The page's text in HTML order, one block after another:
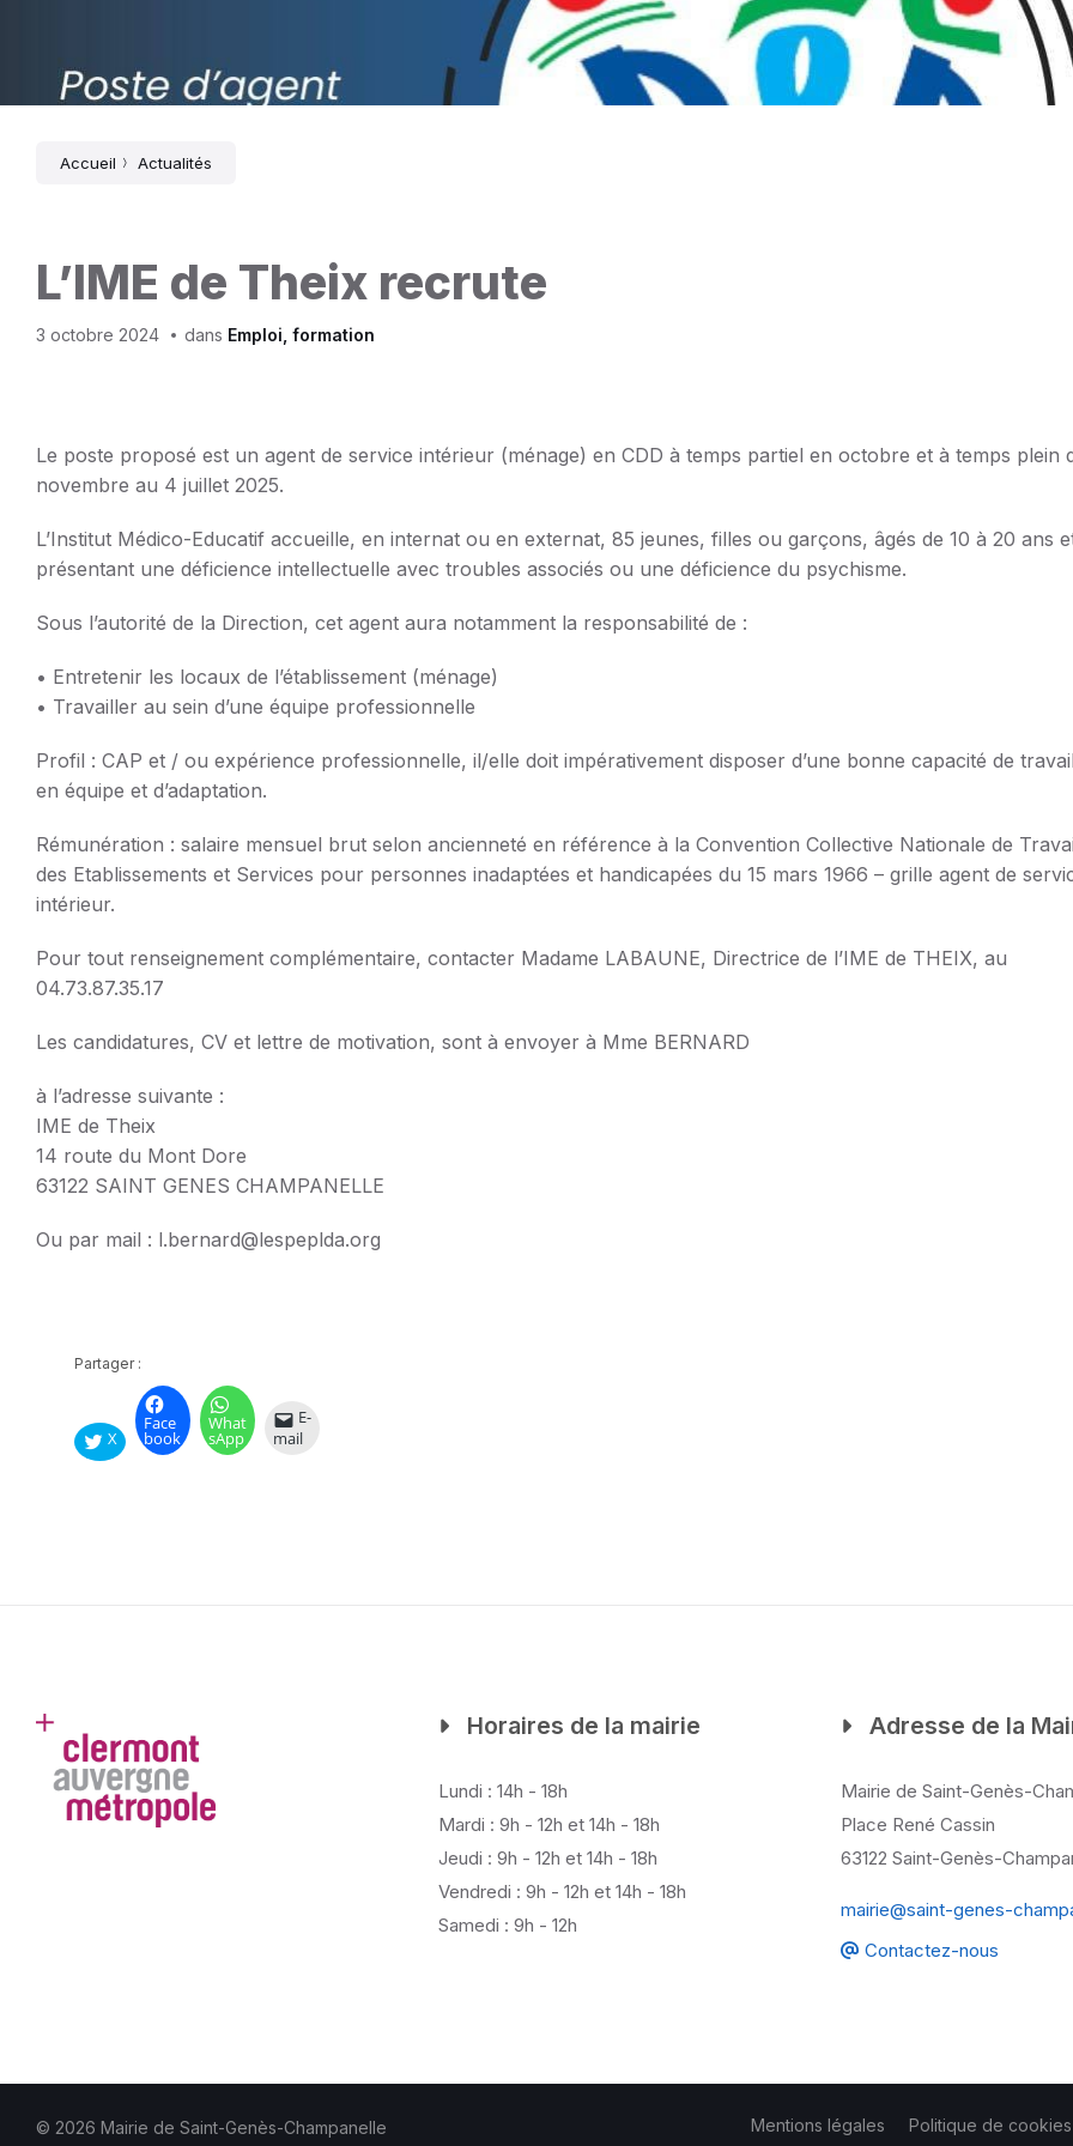
Accueil Actualités
L’IME de Theix recrute
3 octobre 2024 dans Emploi, formation
Le poste proposé est un agent de service intérieur (ménage) en CDD à temps partiel en octobre et à temps plein
novembre au 4 juillet 2025.
L’Institut Médico-Educatif accueille, en internat ou en externat, 85 jeunes, filles ou garçons, âgés de 10 à 20 ans
présentant une déficience intellectuelle avec troubles associés ou une déficience du psychisme.
Sous l’autorité de la Direction, cet agent aura notamment la responsabilité de :
• Entretenir les locaux de l’établissement (ménage)
• Travailler au sein d’une équipe professionnelle
Profil : CAP et / ou expérience professionnelle, il/elle doit impérativement disposer d’une bonne capacité de travail
en équipe et d’adaptation.
Rémunération : salaire mensuel brut selon ancienneté en référence à la Convention Collective Nationale de
des Etablissements et Services pour personnes inadaptées et handicapées du 15 mars 1966 – grille agent de
intérieur.
Pour tout renseignement complémentaire, contacter Madame LABAUNE, Directrice de l’IME de THEIX, au
04.73.87.35.17
Les candidatures, CV et lettre de motivation, sont à envoyer à Mme BERNARD
à l’adresse suivante :
IME de Theix
14 route du Mont Dore
63122 SAINT GENES CHAMPANELLE
Ou par mail : l.bernard@lespeplda.org
Partager :
X
Face
book
What
sApp
E-
mail
Horaires de la mairie
Lundi : 14h - 18h
Mardi : 9h - 12h et 14h - 18h
Jeudi : 9h - 12h et 14h - 18h
Vendredi : 9h - 12h et 14h - 18h
Samedi : 9h - 12h
Adresse de la
Mairie de Saint-Genès-
Place René Cassin
63122 Saint-Genès-
mairie@saint-genes-
Contactez-nous
Mentions légales Politique de cookies
© 2026 Mairie de Saint-Genès-Champanelle